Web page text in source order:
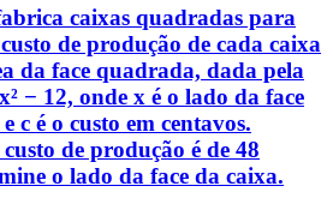
caixas quadradas para
de produção de cada caixa
da face quadrada, dada pela
− 12, onde x é o lado da face
c é o custo em centavos.
de produção é de 48
o lado da face da caixa.